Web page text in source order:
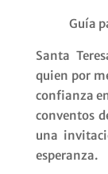
Guía
Santa
quien por
confianza
conventos
una
esperanza.